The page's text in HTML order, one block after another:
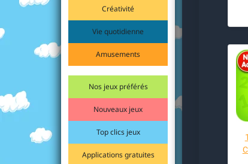
Créativité
Vie quotidienne
Amusements
Nos jeux préférés
Nouveaux jeux
Top clics jeux
Applications gratuites